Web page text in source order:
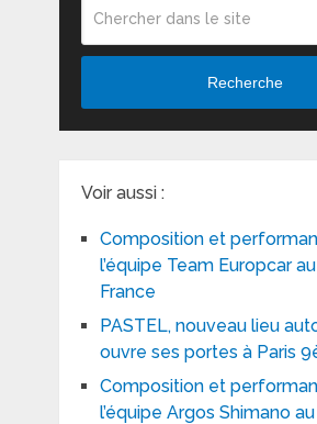
Recherche
Voir aussi :
Composition et
l’équipe Team Europcar
France
PASTEL, nouveau lieu
ouvre ses portes à Paris
Composition et
l’équipe Argos Shimano